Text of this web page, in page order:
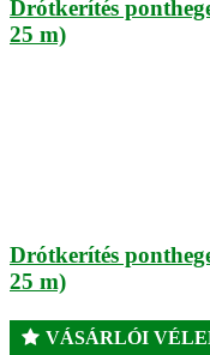
Drótkerítés
25 m)
Drótkerítés
25 m)
VÁSÁRLÓI